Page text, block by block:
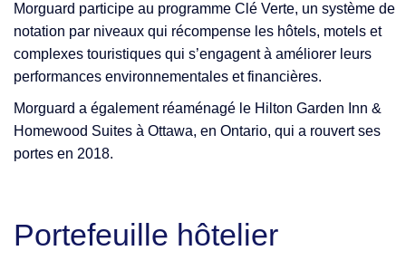
Morguard participe au programme Clé Verte, un système de
notation par niveaux qui récompense les hôtels, motels et
complexes touristiques qui s’engagent à améliorer leurs
performances environnementales et financières.
Morguard a également réaménagé le Hilton Garden Inn &
Homewood Suites à Ottawa, en Ontario, qui a rouvert ses
portes en 2018.
Portefeuille hôtelier